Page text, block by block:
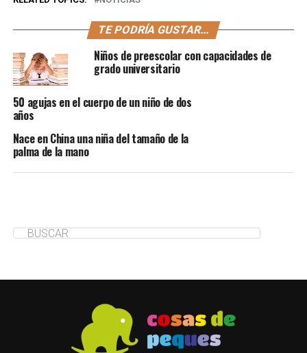
TE PODRÍA GUSTAR...
Niños de preescolar con capacidades de
grado universitario
50 agujas en el cuerpo de un niño de dos
años
Nace en China una niña del tamaño de la
palma de la mano